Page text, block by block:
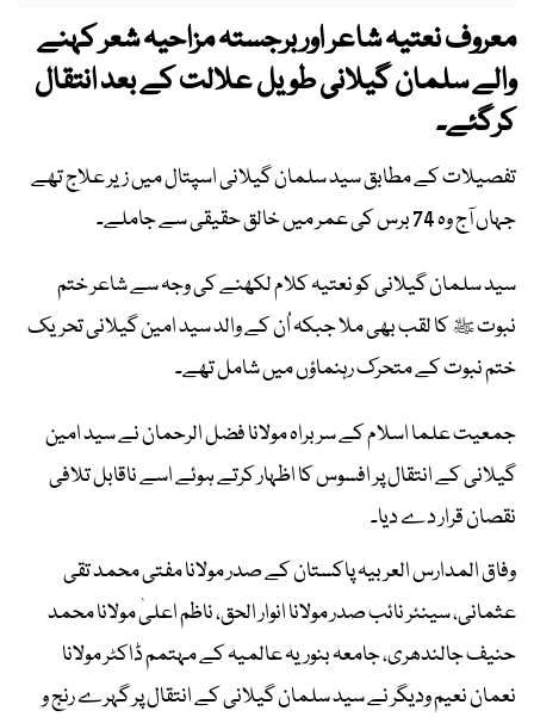
معروف نعتیہ شاعر اور برجستہ مزاحیہ شعر کہنے
والے سلمان گیلانی طویل علالت کے بعد انتقال
کرگئے۔
تفصیلات کے مطابق سید سلمان گیلانی اسپتال میں زیر علاج تھے
جہاں آج وہ 74 برس کی عمر میں خالق حقیقی سے جاملے۔
سید سلمان گیلانی کو نعتیہ کلام لکھنے کی وجہ سے شاعر ختم
نبوت ﷺ کا لقب بھی ملا جبکہ اُن کے والد سید امین گیلانی تحریک
ختم نبوت کے متحرک رہنماؤں میں شامل تھے۔
جمعیت علما اسلام کے سربراہ مولانا فضل الرحمان نے سید امین
گیلانی کے انتقال پر افسوس کا اظہار کرتے ہوئے اسے ناقابل تلافی
نقصان قرار دے دیا۔
وفاق المدارس العربیہ پاکستان کے صدر مولانا مفتی محمد تقی
عثمانی، سینئر نائب صدر مولانا انوار الحق، ناظم اعلیٰ مولانا محمد
حنیف جالندھری، جامعہ بنوریہ عالمیہ کے مہتمم ڈاکٹر مولانا
نعمان نعیم ودیگر نے سید سلمان گیلانی کے انتقال پر گہرے رنج و